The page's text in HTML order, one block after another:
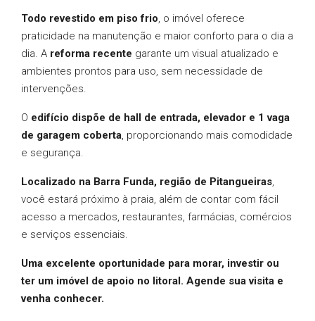
Todo revestido em piso frio, o imóvel oferece
praticidade na manutenção e maior conforto para o dia a
dia. A reforma recente garante um visual atualizado e
ambientes prontos para uso, sem necessidade de
intervenções.
O edifício dispõe de hall de entrada, elevador e 1 vaga
de garagem coberta, proporcionando mais comodidade
e segurança.
Localizado na Barra Funda, região de Pitangueiras,
você estará próximo à praia, além de contar com fácil
acesso a mercados, restaurantes, farmácias, comércios
e serviços essenciais.
Uma excelente oportunidade para morar, investir ou
ter um imóvel de apoio no litoral. Agende sua visita e
venha conhecer.